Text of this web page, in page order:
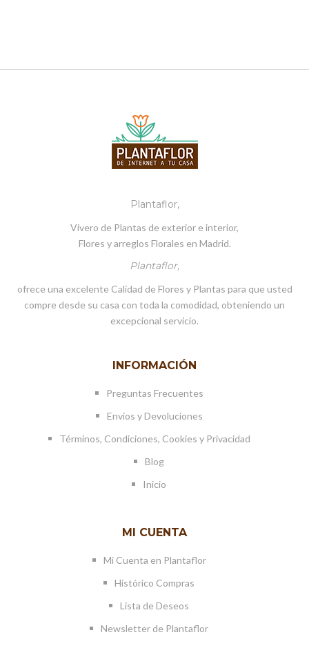
Plantaflor,
Vivero de Plantas de exterior e interior,
Flores y arreglos Florales en Madrid.
Plantaflor,
ofrece una excelente Calidad de Flores y Plantas para que usted
compre desde su casa con toda la comodidad, obteniendo un
excepcional servicio.
INFORMACIÓN
Preguntas Frecuentes
Envíos y Devoluciones
Términos, Condiciones, Cookies y Privacidad
Blog
Inicio
MI CUENTA
Mi Cuenta en Plantaflor
Histórico Compras
Lista de Deseos
Newsletter de Plantaflor